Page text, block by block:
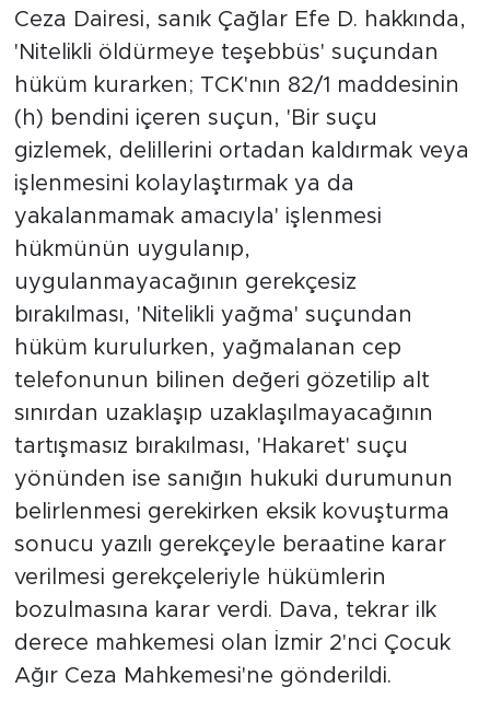
Ceza Dairesi, sanık Çağlar Efe D. hakkında,
'Nitelikli öldürmeye teşebbüs' suçundan
hüküm kurarken; TCK'nın 82/1 maddesinin
(h) bendini içeren suçun, 'Bir suçu
gizlemek, delillerini ortadan kaldırmak veya
işlenmesini kolaylaştırmak ya da
yakalanmamak amacıyla' işlenmesi
hükmünün uygulanıp,
uygulanmayacağının gerekçesiz
bırakılması, 'Nitelikli yağma' suçundan
hüküm kurulurken, yağmalanan cep
telefonunun bilinen değeri gözetilip alt
sınırdan uzaklaşıp uzaklaşılmayacağının
tartışmasız bırakılması, 'Hakaret' suçu
yönünden ise sanığın hukuki durumunun
belirlenmesi gerekirken eksik kovuşturma
sonucu yazılı gerekçeyle beraatine karar
verilmesi gerekçeleriyle hükümlerin
bozulmasına karar verdi. Dava, tekrar ilk
derece mahkemesi olan İzmir 2'nci Çocuk
Ağır Ceza Mahkemesi'ne gönderildi.